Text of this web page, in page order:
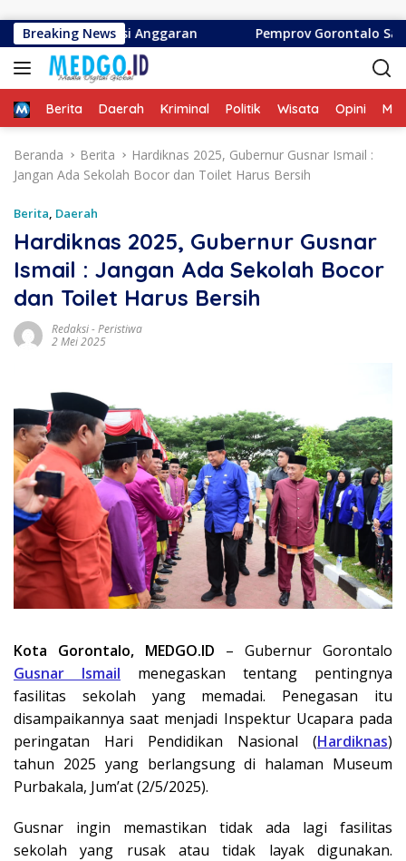
Breaking News
Efisiensi Anggaran Pemprov Gorontalo Salurkan
HomeBerita Daerah Kriminal Politik Wisata Opini
Beranda Berita
Hardiknas 2025, Gubernur Gusnar Ismail :
Jangan Ada Sekolah Bocor dan Toilet Harus Bersih
Berita, Daerah
Hardiknas 2025, Gubernur Gusnar
Ismail : Jangan Ada Sekolah Bocor
dan Toilet Harus Bersih
Redaksi-Peristiwa
2 Mei 2025
Kota Gorontalo, MEDGO.ID – Gubernur Gorontalo
Gusnar Ismail menegaskan tentang pentingnya
fasilitas sekolah yang memadai. Penegasan itu
disampaikannya saat menjadi Inspektur Ucapara pada
peringatan Hari Pendidikan Nasional (Hardiknas)
tahun 2025 yang berlangsung di halaman Museum
Purbakala, Jum’at (2/5/2025).
Gusnar ingin memastikan tidak ada lagi fasilitas
sekolah yang rusak atau tidak layak digunakan.